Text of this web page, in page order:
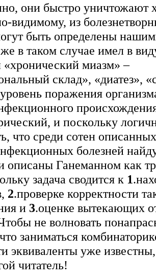
они быстро уничтожают
видимому, из
быть определены
в таком случае имел в
«хронический миазм» –
склад», «диатез»,
поражения
и поскольку
что среди сотен
болезней
описаны Ганеманном как
задача сводится к 1
2.проверке корректности
и 3.оценке вытекающих
не волновать
заниматься
эквиваленты уже
читатель!